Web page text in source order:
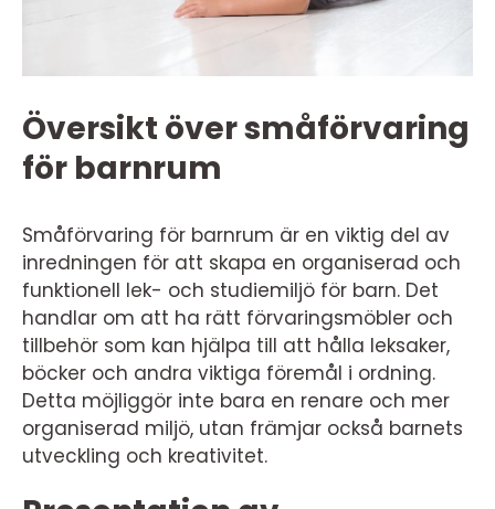
Översikt över småförvaring
för barnrum
Småförvaring för barnrum är en viktig del av
inredningen för att skapa en organiserad och
funktionell lek- och studiemiljö för barn. Det
handlar om att ha rätt förvaringsmöbler och
tillbehör som kan hjälpa till att hålla leksaker,
böcker och andra viktiga föremål i ordning.
Detta möjliggör inte bara en renare och mer
organiserad miljö, utan främjar också barnets
utveckling och kreativitet.